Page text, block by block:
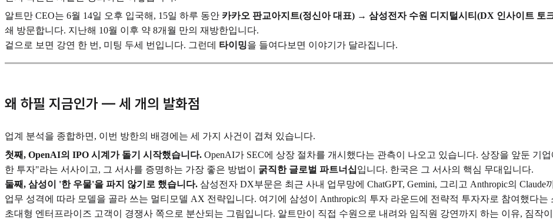
알트만 CEO는 6월 14일 오후 입국해, 15일 하루 동안 카카오 판교아지트(정신아 대표) → 삼성전자 수원 디지털시티(DX 인사이트 토
쇄 방문합니다. 지난해 10월 이후 약 8개월 만의 재방한입니다.
겉으로 보면 강연 한 번, 미팅 두세 번입니다. 그런데 타이밍을 들여다보면 이야기가 달라집니다.
왜 하필 지금인가 — 세 개의 발화점
업계 분석을 종합하면, 이번 방한의 배경에는 세 가지 사건이 겹쳐 있습니다.
첫째, OpenAI의 IPO 시계가 돌기 시작했습니다. OpenAI가 SEC에 상장 절차를 개시했다는 관측이 나오고 있습니다. 상장을 앞둔 기
한 투자"라는 서사이고, 그 서사를 증명하는 가장 좋은 방법이 굵직한 글로벌 파트너십입니다. 한국은 그 서사의 핵심 무대입니다.
둘째, 삼성이 '한 우물'을 파지 않기로 했습니다. 삼성전자 DX부문은 최근 사내 업무망에 ChatGPT, Gemini, 그리고 Anthropic의 Claude
업무 성격에 따라 모델을 골라 쓰는 멀티모델 AX 전략입니다. 여기에 삼성이 Anthropic의 투자 라운드에 전략적 투자자로 참여했다는
초대형 엔터프라이즈 고객이 경쟁사 쪽으로 분산되는 그림입니다. 알트만이 직접 수원으로 내려와 임직원 강연까지 하는 이유, 짐작